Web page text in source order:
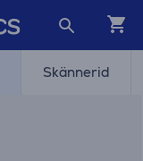
Skännerid